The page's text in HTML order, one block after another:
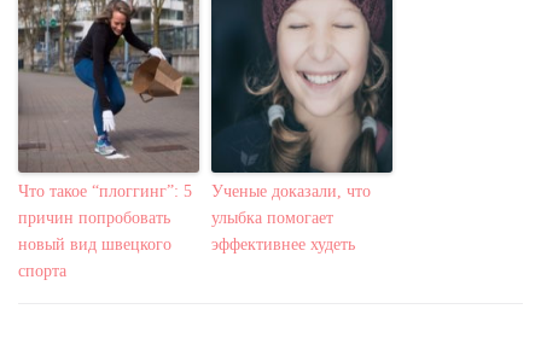
Что такое “плоггинг”: 5
причин попробовать
новый вид швецкого
спорта
Ученые доказали, что
улыбка помогает
эффективнее худеть